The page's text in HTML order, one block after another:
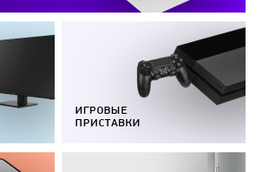
ИГРОВЫЕ
ПРИСТАВКИ